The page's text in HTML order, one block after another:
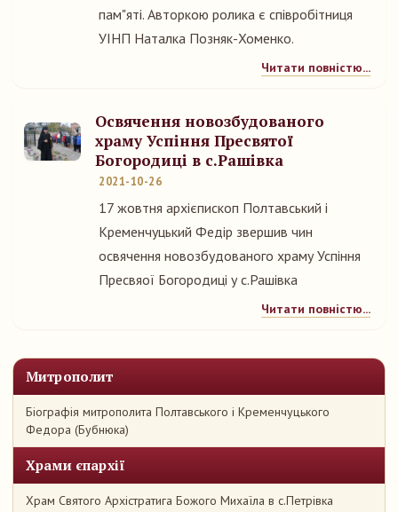
Митрополит
Біографія митрополита Полтавського і Кременчуцького
Федора (Бубнюка)
Храми єпархії
Храм Святого Архістратига Божого Михаїла в с.Петрівка
пам"яті. Авторкою ролика є співробітниця
УІНП Наталка Позняк-Хоменко.
Читати повністю...
Освячення новозбудованого
храму Успіння Пресвятої
Богородиці в с.Рашівка
2021-10-26
17 жовтня архієпископ Полтавський і
Кременчуцький Федір звершив чин
освячення новозбудованого храму Успіння
Пресвяої Богородиці у с.Рашівка
Читати повністю...